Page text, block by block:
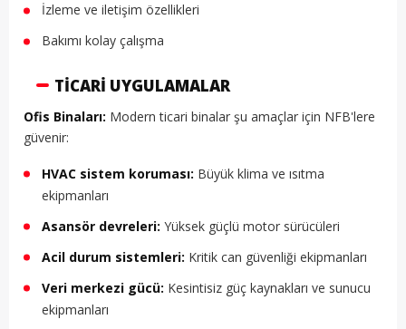
İzleme ve iletişim özellikleri
Bakımı kolay çalışma
TICARI UYGULAMALAR
Ofis Binaları: Modern ticari binalar şu amaçlar için NFB'lere
güvenir:
HVAC sistem koruması: Büyük klima ve ısıtma
ekipmanları
Asansör devreleri: Yüksek güçlü motor sürücüleri
Acil durum sistemleri: Kritik can güvenliği ekipmanları
Veri merkezi gücü: Kesintisiz güç kaynakları ve sunucu
ekipmanları